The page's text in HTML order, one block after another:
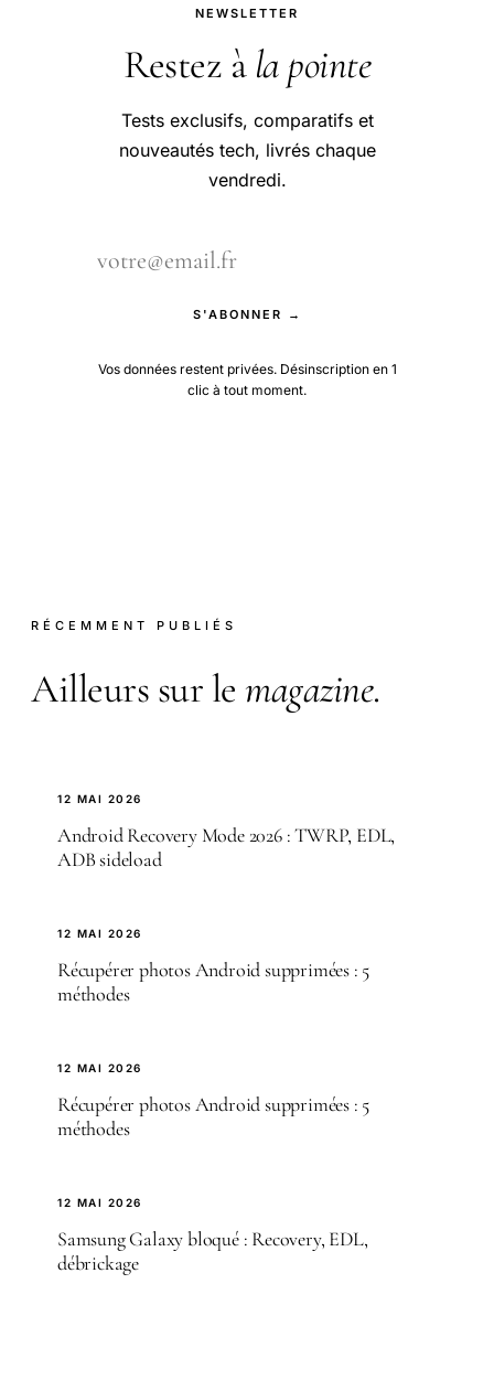
NEWSLETTER
Restez à la pointe
Tests exclusifs, comparatifs et
nouveautés tech, livrés chaque
vendredi.
S'ABONNER →
Vos données restent privées. Désinscription en 1
clic à tout moment.
RÉCEMMENT PUBLIÉS
Ailleurs sur le magazine.
12 MAI 2026
Android Recovery Mode 2026 : TWRP, EDL,
ADB sideload
12 MAI 2026
Récupérer photos Android supprimées : 5
méthodes
12 MAI 2026
Récupérer photos Android supprimées : 5
méthodes
12 MAI 2026
Samsung Galaxy bloqué : Recovery, EDL,
débrickage